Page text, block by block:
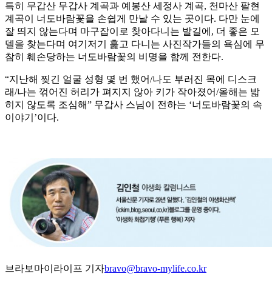
특히 무갑산 무갑사 계곡과 예봉산 세정사 계곡, 천마산 팔현
계곡이 너도바람꽃을 손쉽게 만날 수 있는 곳이다. 다만 눈에
잘 띄지 않는다며 마구잡이로 찾아다니는 발길에, 더 좋은 모
델을 찾는다며 여기저기 훑고 다니는 사진작가들의 욕심에 무
참히 훼손당하는 너도바람꽃의 비명을 함께 전한다.
“지난해 찢긴 얼굴 성형 몇 번 했어/나도 부러진 목에 디스크
래/나는 꺾어진 허리가 펴지지 않아 키가 작아졌어/올해는 밟
히지 않도록 조심해” 무갑사 스님이 전하는 ‘너도바람꽃의 속
이야기’이다.
브라보마이라이프 기자bravo@bravo-mylife.co.kr